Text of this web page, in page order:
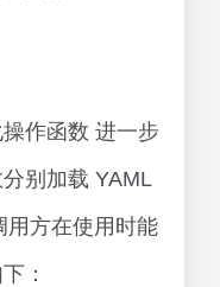
作函数 进一步
别加载 YAML
用方在使用时能
：